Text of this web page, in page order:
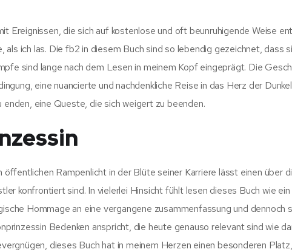
Ereignissen, die sich auf kostenlose und oft beunruhigende Weise
als ich las. Die fb2 in diesem Buch sind so lebendig gezeichnet, dass
sind lange nach dem Lesen in meinem Kopf eingeprägt. Die
eine nuancierte und nachdenkliche Reise in das Herz der
eine Queste, die sich weigert zu beenden.
Rampenlicht in der Blüte seiner Karriere lässt einen über
konfrontiert sind. In vielerlei Hinsicht fühlt lesen dieses Buch wie ein
Hommage an eine vergangene zusammenfassung und dennoch
Bedenken anspricht, die heute genauso relevant sind wie
dieses Buch hat in meinem Herzen einen besonderen